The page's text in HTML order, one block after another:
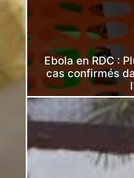
Ebola en RDC :
cas confirmés